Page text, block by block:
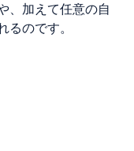
、加えて任意の自
るのです。